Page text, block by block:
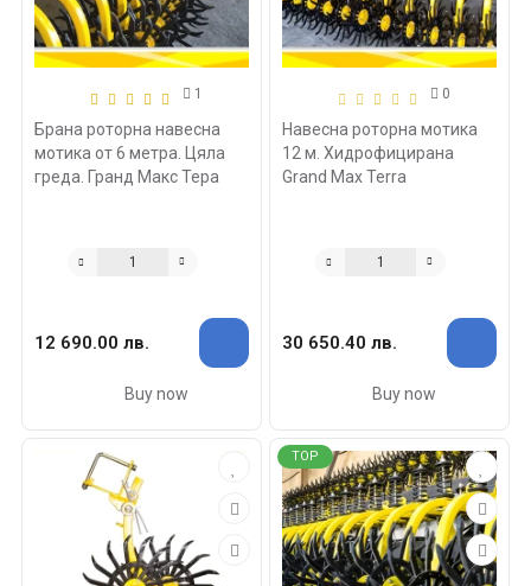
1
Брана роторна навесна
мотика от 6 метра. Цяла
греда. Гранд Макс Тера
12 690.00 лв.
Buy now
0
Навесна роторна мотика
12 м. Хидрофицирана
Grand Max Terra
30 650.40 лв.
Buy now
TOP